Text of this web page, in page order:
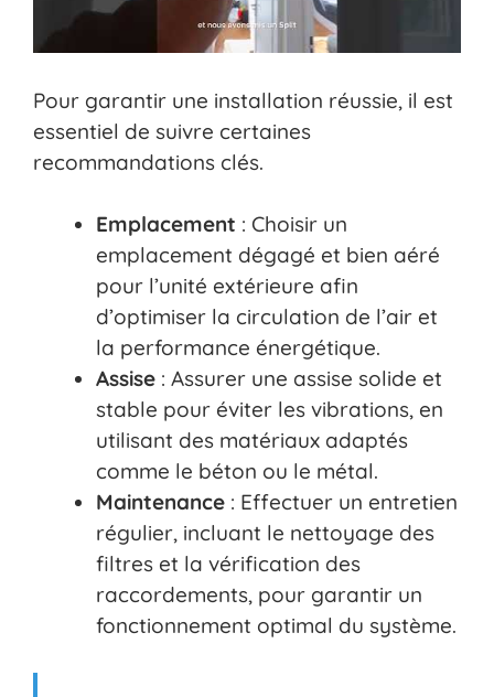
Pour garantir une installation réussie, il est
essentiel de suivre certaines
recommandations clés.
Emplacement : Choisir un
emplacement dégagé et bien aéré
pour l’unité extérieure afin
d’optimiser la circulation de l’air et
la performance énergétique.
Assise : Assurer une assise solide et
stable pour éviter les vibrations, en
utilisant des matériaux adaptés
comme le béton ou le métal.
Maintenance : Effectuer un entretien
régulier, incluant le nettoyage des
filtres et la vérification des
raccordements, pour garantir un
fonctionnement optimal du système.